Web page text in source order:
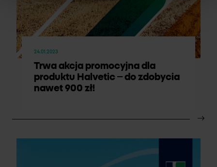
24.01.2023
Trwa akcja promocyjna dla
produktu Halvetic – do zdobycia
nawet 900 zł!